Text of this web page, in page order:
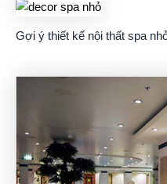
Gợi ý thiết kế nội thất spa